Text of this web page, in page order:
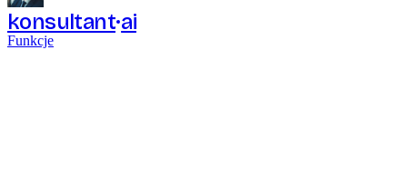
konsultant ai
Funkcje